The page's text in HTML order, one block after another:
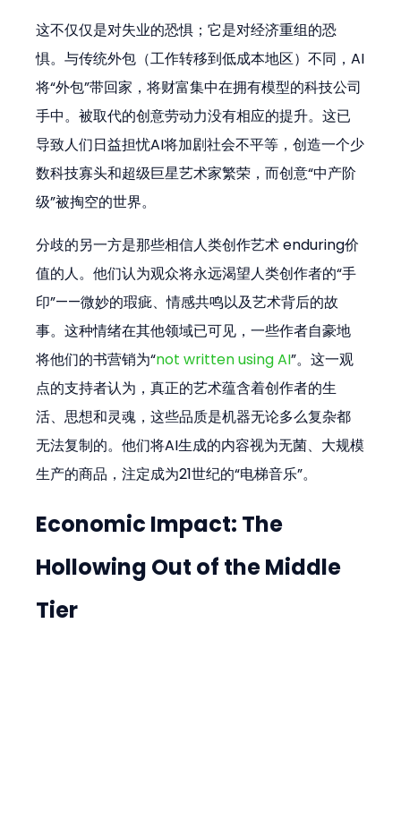
这不仅仅是对失业的恐惧；它是对经济重组的恐
惧。与传统外包（工作转移到低成本地区）不同，AI
将“外包”带回家，将财富集中在拥有模型的科技公司
手中。被取代的创意劳动力没有相应的提升。这已
导致人们日益担忧AI将加剧社会不平等，创造一个少
数科技寡头和超级巨星艺术家繁荣，而创意“中产阶
级”被掏空的世界。
分歧的另一方是那些相信人类创作艺术 enduring价
值的人。他们认为观众将永远渴望人类创作者的“手
印”——微妙的瑕疵、情感共鸣以及艺术背后的故
事。这种情绪在其他领域已可见，一些作者自豪地
将他们的书营销为“not written using AI”。这一观
点的支持者认为，真正的艺术蕴含着创作者的生
活、思想和灵魂，这些品质是机器无论多么复杂都
无法复制的。他们将AI生成的内容视为无菌、大规模
生产的商品，注定成为21世纪的“电梯音乐”。
Economic Impact: The
Hollowing Out of the Middle
Tier